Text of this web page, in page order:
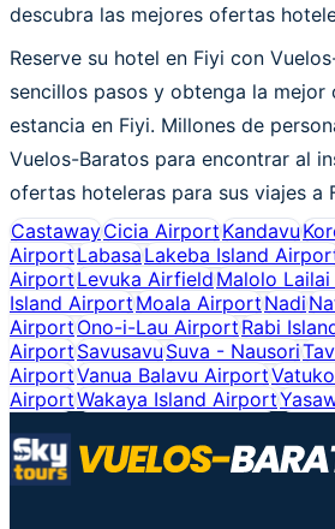
descubra las mejores ofertas
Reserve su hotel en Fiyi con
sencillos pasos y obtenga la mejor
estancia en Fiyi. Millones de
Vuelos-Baratos para encontrar al
ofertas hoteleras para sus viajes a
CastawayCicia AirportKandavu
AirportLabasaLakeba Island
AirportLevuka AirfieldMalolo
Island AirportMoala AirportNadi
AirportOno-i-Lau AirportRabi
AirportSavusavuSuva - Nausori
AirportVanua Balavu Airport
AirportWakaya Island Airport